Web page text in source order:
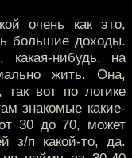
очень как это,
большие доходы.
нибудь, на
жить. Она,
вот по логике
знакомые какие-
30 до 70, может
з/п какой-то, да.